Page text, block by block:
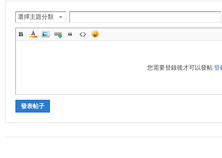
選擇主題分類
您需要登錄後才可以發帖登
發表帖子